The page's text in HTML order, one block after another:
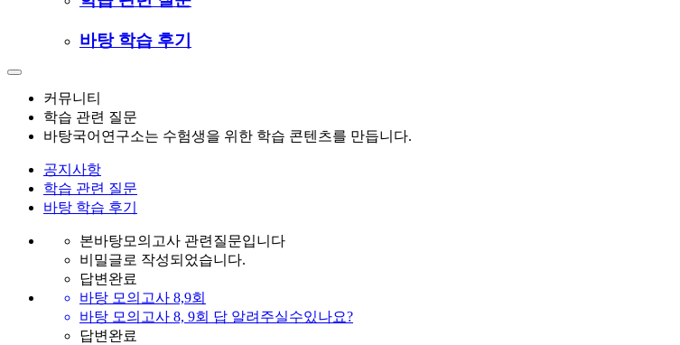
바탕 학습 후기
커뮤니티
학습 관련 질문
바탕국어연구소는 수험생을 위한 학습 콘텐츠를 만듭니다.
공지사항
학습 관련 질문
바탕 학습 후기
본바탕모의고사 관련질문입니다
비밀글로 작성되었습니다.
답변완료
바탕 모의고사 8,9회
바탕 모의고사 8, 9회 답 알려주실수있나요?
답변완료